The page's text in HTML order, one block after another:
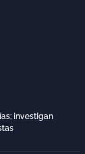
investigan